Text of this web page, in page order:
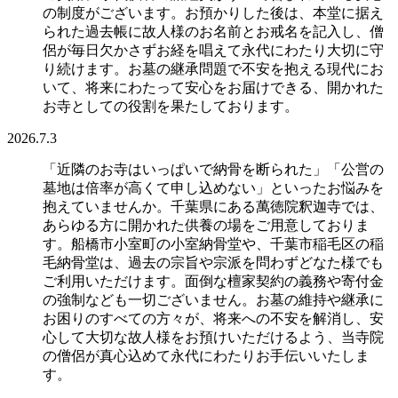
の制度がございます。お預かりした後は、本堂に据え
られた過去帳に故人様のお名前とお戒名を記入し、僧
侶が毎日欠かさずお経を唱えて永代にわたり大切に守
り続けます。お墓の継承問題で不安を抱える現代にお
いて、将来にわたって安心をお届けできる、開かれた
お寺としての役割を果たしております。
2026.7.3
「近隣のお寺はいっぱいで納骨を断られた」「公営の
墓地は倍率が高くて申し込めない」といったお悩みを
抱えていませんか。千葉県にある萬徳院釈迦寺では、
あらゆる方に開かれた供養の場をご用意しておりま
す。船橋市小室町の小室納骨堂や、千葉市稲毛区の稲
毛納骨堂は、過去の宗旨や宗派を問わずどなた様でも
ご利用いただけます。面倒な檀家契約の義務や寄付金
の強制なども一切ございません。お墓の維持や継承に
お困りのすべての方々が、将来への不安を解消し、安
心して大切な故人様をお預けいただけるよう、当寺院
の僧侶が真心込めて永代にわたりお手伝いいたしま
す。